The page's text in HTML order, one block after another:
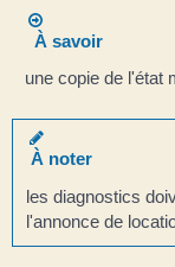
À savoir
une copie de l'état
À noter
les diagnostics
l'annonce de